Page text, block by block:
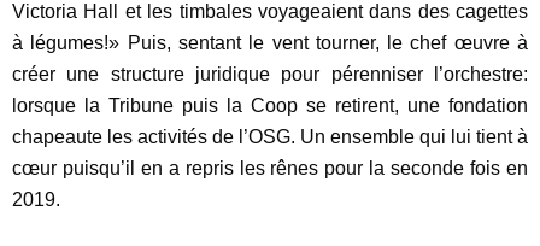
Victoria Hall et les timbales voyageaient dans des cagettes
à légumes!» Puis, sentant le vent tourner, le chef œuvre à
créer une structure juridique pour pérenniser l’orchestre:
lorsque la Tribune puis la Coop se retirent, une fondation
chapeaute les activités de l’OSG. Un ensemble qui lui tient à
cœur puisqu’il en a repris les rênes pour la seconde fois en
2019.